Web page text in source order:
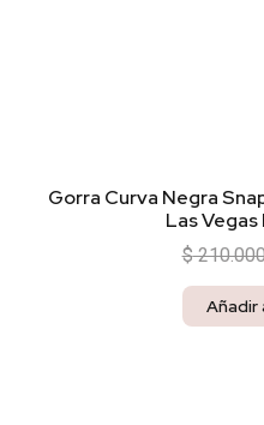
Gorra Curva Negra
Las Vegas
$
Añadir